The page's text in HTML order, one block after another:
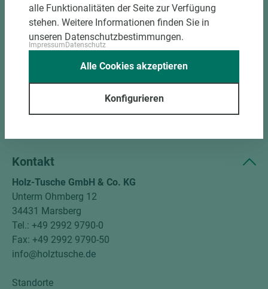
Sortiment
Kundenservice
Unternehmen
Kontakt
Holz-Tusche GmbH & Co. KG
Unterm Ohmberg 12
34431 Marsberg
Tel.: +49 2992 9790-0
Fax: +49 2992 9790-50
info@holztusche.de
Standorte
alle Funktionalitäten der Seite zur Verfügung
stehen. Weitere Informationen finden Sie in
unseren Datenschutzbestimmungen.
ImpressumDatenschutz
Konfigurieren
Alle Cookies akzeptieren